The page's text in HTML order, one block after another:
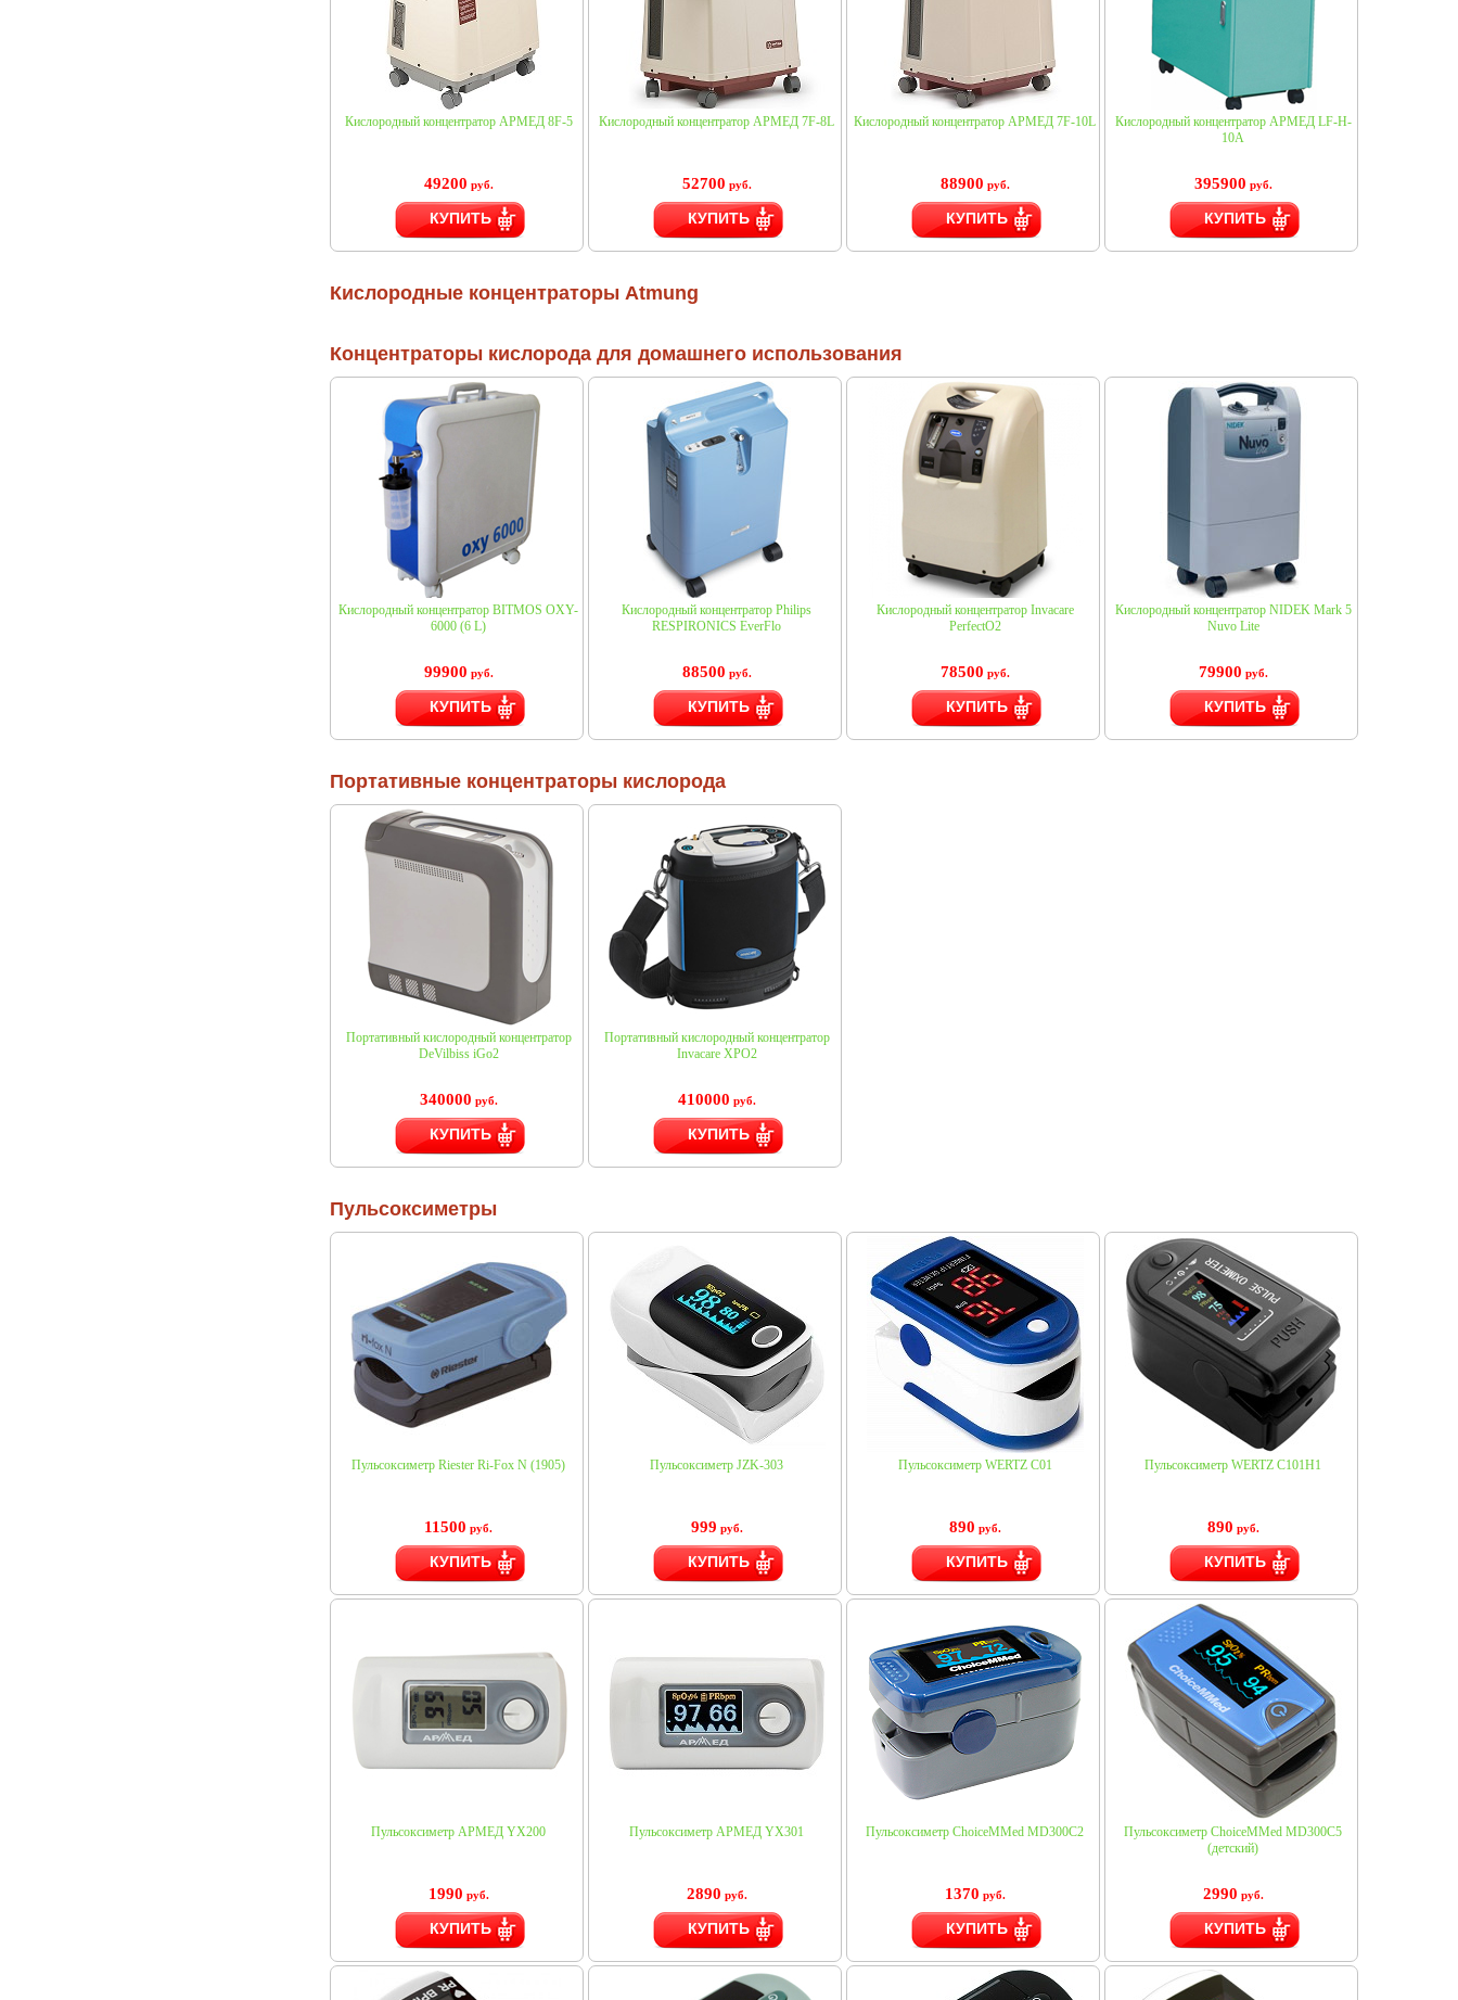
Кислородный концентратор АРМЕД 8F-5
49200 руб.
КУПИТЬ
Кислородный концентратор АРМЕД 7F-8L
52700 руб.
КУПИТЬ
Кислородный концентратор АРМЕД 7F-10L
88900 руб.
КУПИТЬ
Кислородный концентратор АРМЕД LF-H-
10A
395900 руб.
КУПИТЬ
Кислородные концентраторы Atmung
Концентраторы кислорода для домашнего использования
Кислородный концентратор BITMOS OXY-
6000 (6 L)
99900 руб.
КУПИТЬ
Кислородный концентратор Philips
RESPIRONICS EverFlo
88500 руб.
КУПИТЬ
Кислородный концентратор Invacare
PerfectO2
78500 руб.
КУПИТЬ
Кислородный концентратор NIDEK Mark 5
Nuvo Lite
79900 руб.
КУПИТЬ
Портативные концентраторы кислорода
Портативный кислородный концентратор
DeVilbiss iGo2
340000 руб.
КУПИТЬ
Портативный кислородный концентратор
Invacare XPO2
410000 руб.
КУПИТЬ
Пульсоксиметры
Пульсоксиметр Riester Ri-Fox N (1905)
11500 руб.
КУПИТЬ
Пульсоксиметр JZK-303
999 руб.
КУПИТЬ
Пульсоксиметр WERTZ C01
890 руб.
КУПИТЬ
Пульсоксиметр WERTZ C101H1
890 руб.
КУПИТЬ
Пульсоксиметр АРМЕД YX200
1990 руб.
КУПИТЬ
Пульсоксиметр АРМЕД YX301
2890 руб.
КУПИТЬ
Пульсоксиметр ChoiceMMed MD300C2
1370 руб.
КУПИТЬ
Пульсоксиметр ChoiceMMed MD300C5
(детский)
2990 руб.
КУПИТЬ